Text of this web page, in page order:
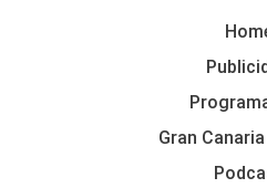
Gran